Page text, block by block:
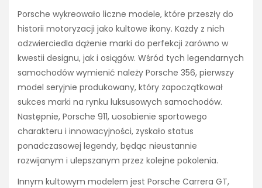
Porsche wykreowało liczne modele, które przeszły do
historii motoryzacji jako kultowe ikony. Każdy z nich
odzwierciedla dążenie marki do perfekcji zarówno w
kwestii designu, jak i osiągów. Wśród tych legendarnych
samochodów wymienić należy Porsche 356, pierwszy
model seryjnie produkowany, który zapoczątkował
sukces marki na rynku luksusowych samochodów.
Następnie, Porsche 911, uosobienie sportowego
charakteru i innowacyjności, zyskało status
ponadczasowej legendy, będąc nieustannie
rozwijanym i ulepszanym przez kolejne pokolenia.
Innym kultowym modelem jest Porsche Carrera GT,